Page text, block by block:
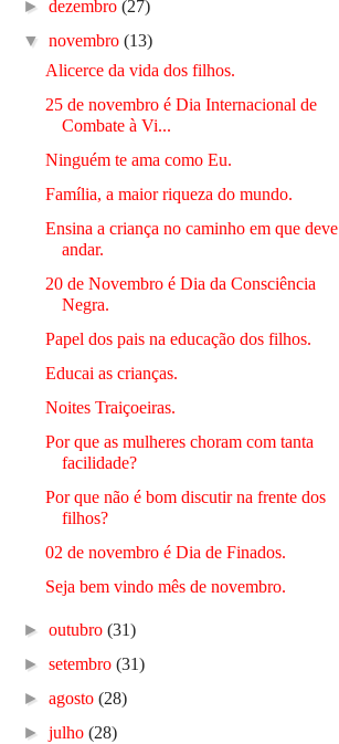
►dezembro(27)
▼novembro(13)
Alicerce da vida dos filhos.
25 de novembro é Dia Internacional de
Combate à Vi...
Ninguém te ama como Eu.
Família, a maior riqueza do mundo.
Ensina a criança no caminho em que deve
andar.
20 de Novembro é Dia da Consciência
Negra.
Papel dos pais na educação dos filhos.
Educai as crianças.
Noites Traiçoeiras.
Por que as mulheres choram com tanta
facilidade?
Por que não é bom discutir na frente dos
filhos?
02 de novembro é Dia de Finados.
Seja bem vindo mês de novembro.
►outubro(31)
►setembro(31)
►agosto(28)
►julho(28)